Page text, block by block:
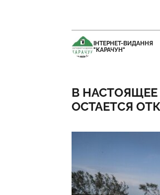
ІНТЕРНЕТ-ВИДАННЯ
"КАРАЧУН"
В
ОСТАЕТСЯ